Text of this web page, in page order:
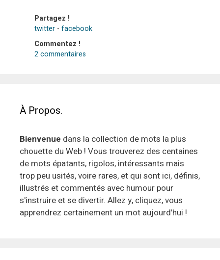
Partagez !
twitter - facebook
Commentez !
2 commentaires
À Propos.
Bienvenue dans la collection de mots la plus
chouette du Web ! Vous trouverez des centaines
de mots épatants, rigolos, intéressants mais
trop peu usités, voire rares, et qui sont ici, définis,
illustrés et commentés avec humour pour
s'instruire et se divertir. Allez y, cliquez, vous
apprendrez certainement un mot aujourd'hui !